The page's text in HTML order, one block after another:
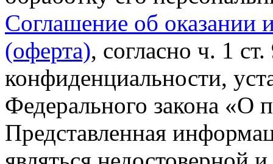
Соглашение об оказании
(оферта), согласно ч. 1
конфиденциальности,
Федерального закона «О
Представленная